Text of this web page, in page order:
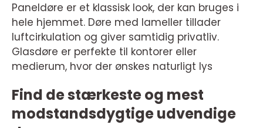
Paneldøre er et klassisk look, der kan bruges i
hele hjemmet. Døre med lameller tillader
luftcirkulation og giver samtidig privatliv.
Glasdøre er perfekte til kontorer eller
medierum, hvor der ønskes naturligt lys
Find de stærkeste og mest
modstandsdygtige udvendige